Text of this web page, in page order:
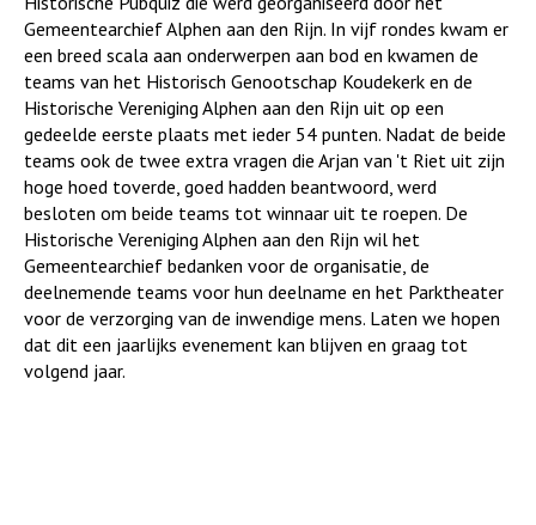
Gemeentearchief Alphen aan den Rijn. In vijf rondes kwam er
een breed scala aan onderwerpen aan bod en kwamen de
teams van het Historisch Genootschap Koudekerk en de
Historische Vereniging Alphen aan den Rijn uit op een
gedeelde eerste plaats met ieder 54 punten. Nadat de beide
teams ook de twee extra vragen die Arjan van 't Riet uit zijn
hoge hoed toverde, goed hadden beantwoord, werd
besloten om beide teams tot winnaar uit te roepen. De
Historische Vereniging Alphen aan den Rijn wil het
Gemeentearchief bedanken voor de organisatie, de
deelnemende teams voor hun deelname en het Parktheater
voor de verzorging van de inwendige mens. Laten we hopen
dat dit een jaarlijks evenement kan blijven en graag tot
volgend jaar.